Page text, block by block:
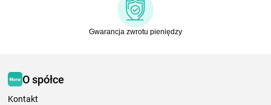
Gwarancja zwrotu pieniędzy
O spółce
Kontakt